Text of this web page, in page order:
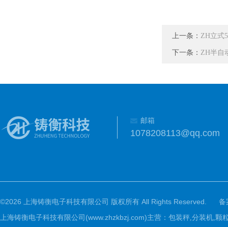
上一条： ZH立式
下一条： ZH半自
邮箱
1078208113@qq.com
©2026 上海铸衡电子科技有限公司 版权所有 All Rights Reserved.
备
上海铸衡电子科技有限公司(www.zhzkbzj.com)主营： 包装秤,分装机,颗